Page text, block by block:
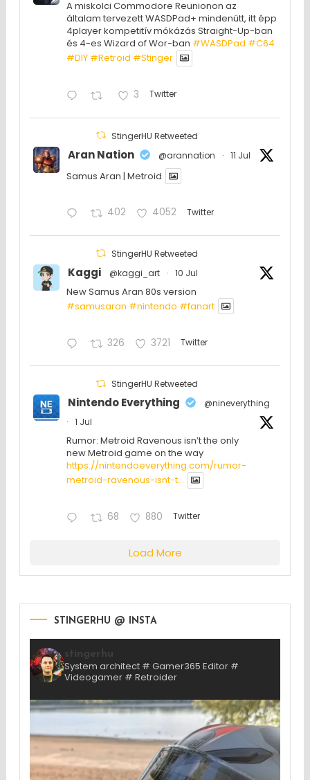
A miskolci Commodore Reunionon az
általam tervezett WASDPad+ mindenütt, itt épp
4player kompetitív mókázás Straight-Up-ban
és 4-es Wizard of Wor-ban #WASDPad #C64
#DIY #Retroid #Stinger
3 Twitter
StingerHU Retweeted
Aran Nation @arannation · 11 Jul
Samus Aran | Metroid
402 4052 Twitter
StingerHU Retweeted
Kaggi @kaggi_art · 10 Jul
New Samus Aran 80s version
#samusaran #nintendo #fanartㅤㅤㅤㅤ
326 3721 Twitter
StingerHU Retweeted
Nintendo Everything
@nineverything
·
1 Jul
Rumor: Metroid Ravenous isn’t the only
new Metroid game on the way
https://nintendoeverything.com/rumor-
metroid-ravenous-isnt-t...
68 880 Twitter
Load More
STINGERHU @ INSTA
System architect # Gamer365 Editor #
Videogamer # Retroider